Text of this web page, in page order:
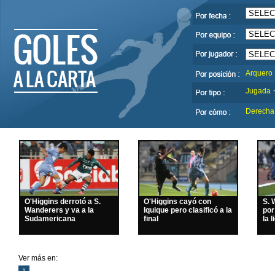
Arquero
Jugada
Derecha
O'Higgins derrotó a S.
Wanderers y va a la
Sudamericana
O'Higgins cayó con
Iquique pero clasificó a la
final
S.
la
Ver más en: